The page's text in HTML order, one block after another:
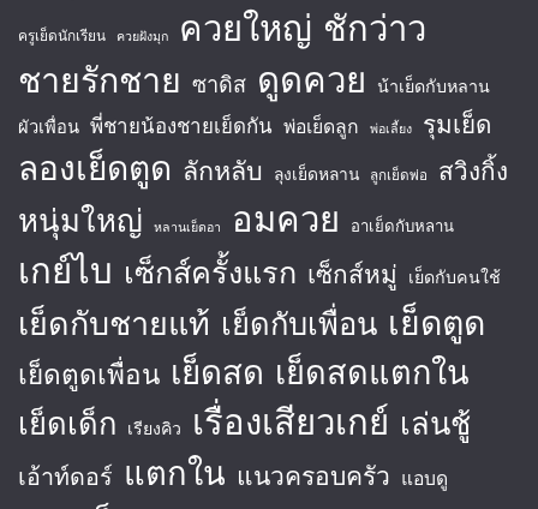
ครูเย็ดนักเรียน ควยฝังมุก ควยใหญ่ ชักว่าว
ชายรักชาย ซาดิส ดูดควย น้าเย็ดกับหลาน
ผัวเพื่อน พี่ชายน้องชายเย็ดกัน พ่อเย็ดลูก พ่อเลี้ยง รุมเย็ด
ลองเย็ดตูด ลักหลับ ลุงเย็ดหลาน ลูกเย็ดพ่อ สวิงกิ้ง
หนุ่มใหญ่ หลานเย็ดอา อมควย อาเย็ดกับหลาน
เกย์ไบ เซ็กส์ครั้งแรก เซ็กส์หมู่ เย็ดกับคนใช้
เย็ดกับชายแท้ เย็ดกับเพื่อน เย็ดตูด
เย็ดตูดเพื่อน เย็ดสด เย็ดสดแตกใน
เย็ดเด็ก เรียงคิว เรื่องเสียวเกย์ เล่นชู้
เอ้าท์ดอร์ แตกใน แนวครอบครัว แอบดู